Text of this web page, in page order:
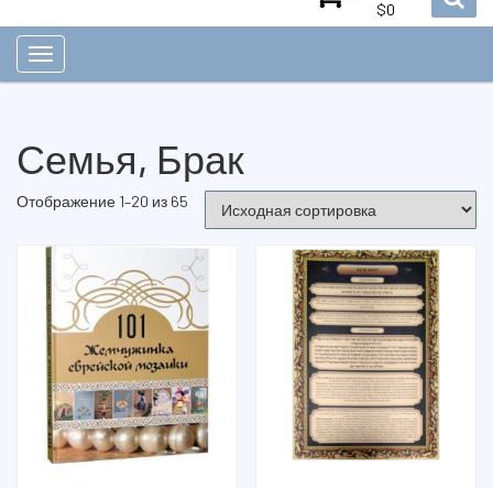
$0
Семья, Брак
Отображение 1–20 из 65